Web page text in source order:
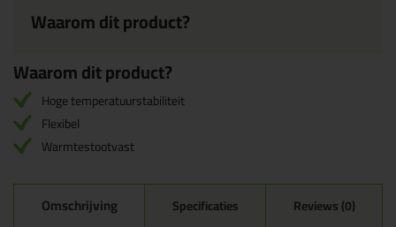
Waarom dit product?
Waarom dit product?
Hoge temperatuurstabiliteit
Flexibel
Warmtestootvast
Omschrijving Specificaties Reviews (0)